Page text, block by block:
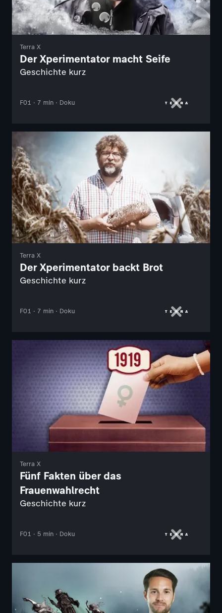
Terra X
Der Xperimentator macht Seife
Geschichte kurz
F01 · 7 min · Doku
Terra X
Der Xperimentator backt Brot
Geschichte kurz
F01 · 7 min · Doku
Terra X
Fünf Fakten über das
Frauenwahlrecht
Geschichte kurz
F01 · 5 min · Doku